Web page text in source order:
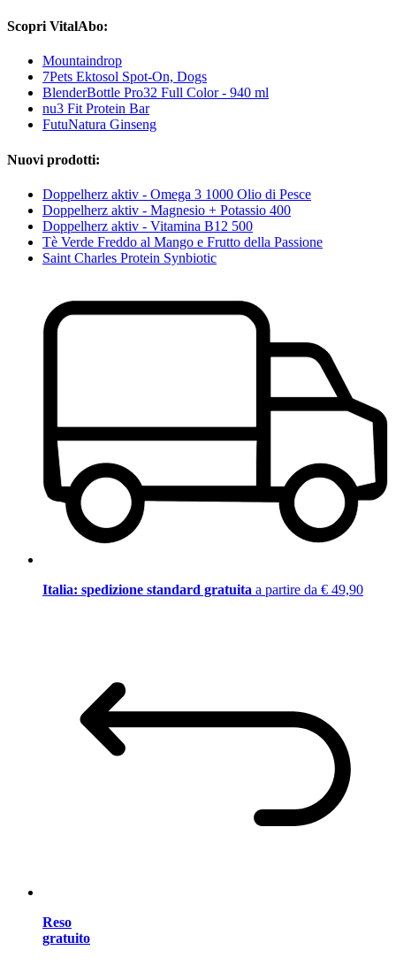
Scopri VitalAbo:
Mountaindrop
7Pets Ektosol Spot-On, Dogs
BlenderBottle Pro32 Full Color - 940 ml
nu3 Fit Protein Bar
FutuNatura Ginseng
Nuovi prodotti:
Doppelherz aktiv - Omega 3 1000 Olio di Pesce
Doppelherz aktiv - Magnesio + Potassio 400
Doppelherz aktiv - Vitamina B12 500
Tè Verde Freddo al Mango e Frutto della Passione
Saint Charles Protein Synbiotic
Italia: spedizione standard gratuita a partire da € 49,90
Reso
gratuito